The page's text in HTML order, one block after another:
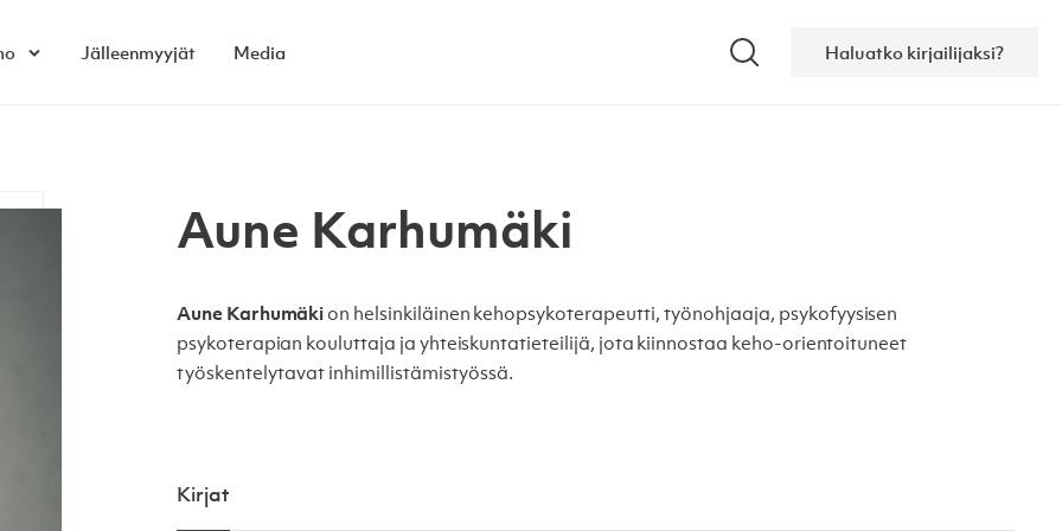
Open child menu
Jälleenmyyjät Media Haluatko kirjailijaksi?
Hae
Aune Karhumäki
Aune Karhumäki on helsinkiläinen kehopsykoterapeutti, työnohjaaja, psykofyysisen
psykoterapian kouluttaja ja yhteiskuntatieteilijä, jota kiinnostaa keho-orientoituneet
työskentelytavat inhimillistämistyössä.
Kirjat